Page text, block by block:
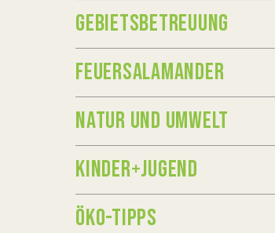
GEBIETSBETREUUNG
FEUERSALAMANDER
NATUR UND UMWELT
KINDER+JUGEND
ÖKO-TIPPS